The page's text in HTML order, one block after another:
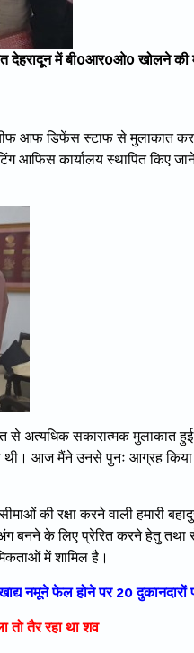
देहरादून में बी0आर0ओ0 खोलने की
चीफ आफ डिफेंस स्टाफ से मुलाकात
आफिस कार्यालय स्थापित किए
अत्यधिक सकारात्मक मुलाकात
थी। आज मैंने उनसे पुनः आग्रह
की रक्षा करने वाली हमारी
बनने के लिए प्रेरित करने हेतु
में शामिल है।
नमूने फेल होने पर 20 दुकानदारों
तो तैर रहा था शव